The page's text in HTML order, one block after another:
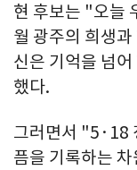
현 후보는 "오늘
월 광주의 희생
신은 기억을 넘
했다.
그러면서 "5·18
픔을 기록하는